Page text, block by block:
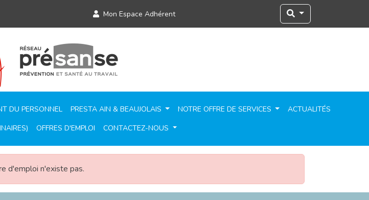
Mon Espace Adhérent
DU PERSONNEL PRESTA AIN & BEAUJOLAIS NOTRE OFFRE DE SERVICES
ACTUALITÉS
OFFRES D'EMPLOI CONTACTEZ-NOUS
d'emploi n'existe pas.